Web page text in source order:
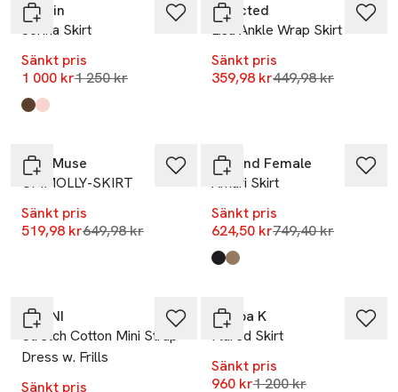
Stylein
Jorina Skirt
Sänkt pris
1 000 krLägsta pris 30 dagar
1 250 kr
Produkten finns i färgerna:
Cacao
Off Pink
Selected
Lisa Ankle Wrap Skirt
Sänkt pris
359,98 krLägsta pris 30
449,98 kr
CPH Muse
CMMOLLY-SKIRT
Sänkt pris
519,98 krLägsta pris 30 dagar
649,98 kr
Second Female
Amari Skirt
Sänkt pris
624,50 krLägsta pris 30
749,40 kr
Produkten finns i färgerna:
Black
Petrified Oak
GANNI
Stretch Cotton Mini Strap
Dress w. Frills
Sänkt pris
Filippa K
Flared Skirt
Sänkt pris
960 krLägsta pris 30 dagar
1 200 kr